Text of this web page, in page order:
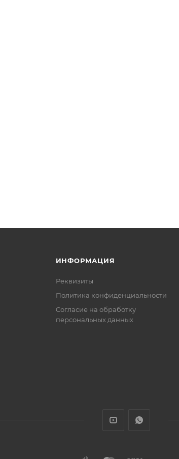
ИНФОРМАЦИЯ
Реквизиты
Политика конфиденциальности
Cогласие на обработку
персональных данных